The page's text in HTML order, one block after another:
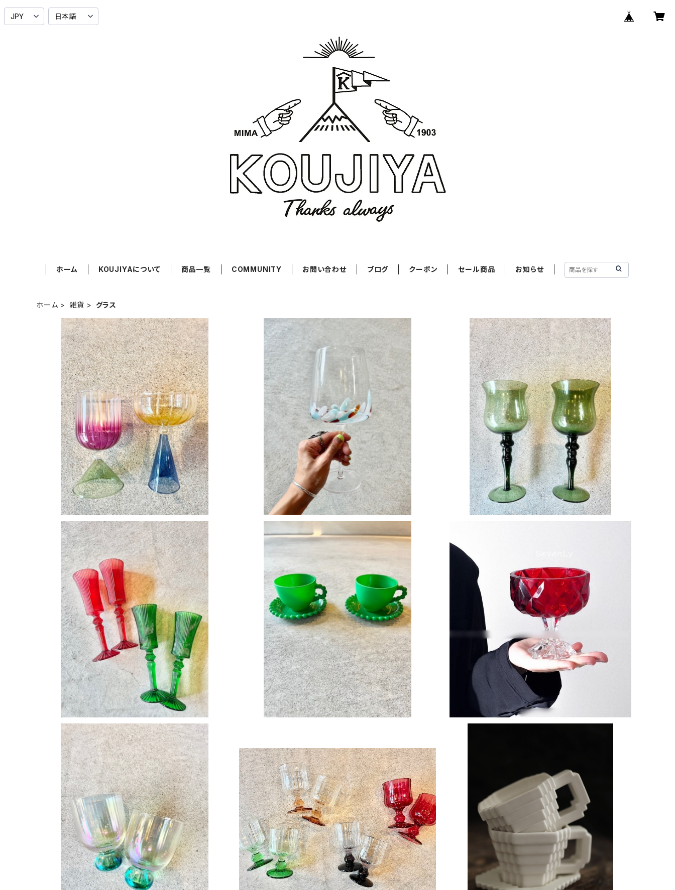
ホーム KOUJIYAについて 商品一覧 COMMUNITY お問い合わせ ブログ クーポン セール商品 お知らせ
ホーム 雑貨 グラス
お花のようなグラス
¥2,300
アートタッチグラス
¥3,200
シェイプグラス
¥3,000
シャンパングラス
¥2,800
グリーンデザートカップ＆ソーサー
¥3,200
宝石みたいなグラス カップ
¥3,000
クリスタルガラスカップ
¥3,800
使いやすい定番グラス
¥2,500
マイクラモザイクカップ カップ&ソーサー
¥4,200